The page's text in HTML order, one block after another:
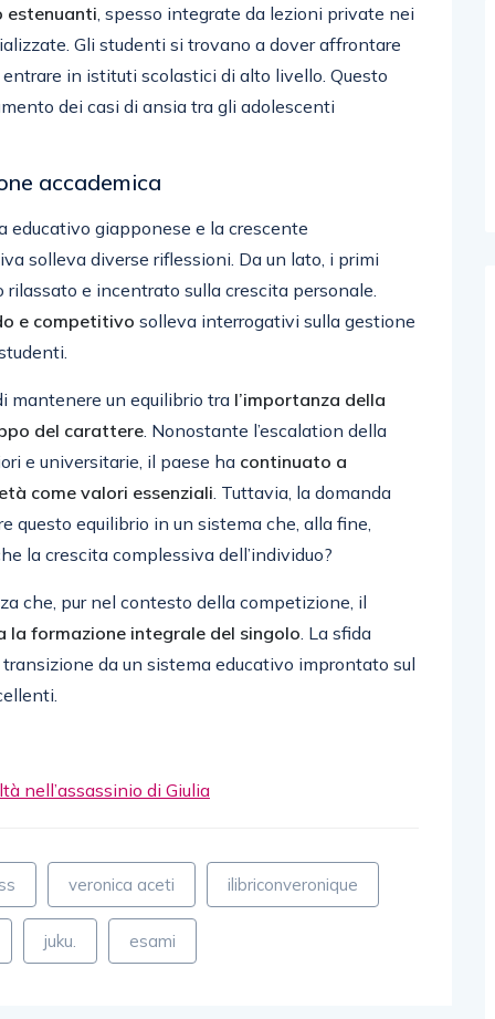
estenuanti, spesso integrate da lezioni private nei
Gli studenti si trovano a dover affrontare
entrare in istituti scolastici di alto livello. Questo
dei casi di ansia tra gli adolescenti
accademica
educativo giapponese e la crescente
solleva diverse riflessioni. Da un lato, i primi
e incentrato sulla crescita personale.
e competitivo solleva interrogativi sulla gestione
mantenere un equilibrio tra l’importanza della
del carattere. Nonostante l’escalation della
e universitarie, il paese ha continuato a
come valori essenziali. Tuttavia, la domanda
questo equilibrio in un sistema che, alla fine,
la crescita complessiva dell’individuo?
che, pur nel contesto della competizione, il
la formazione integrale del singolo. La sfida
da un sistema educativo improntato sul
nell’assassinio di Giulia
veronica aceti ilibriconveronique
juku. esami